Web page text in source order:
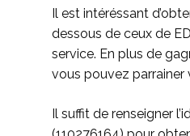
Il est intéréssant
dessous de ceux de
service. En plus de
vous pouvez parrainer
Il suffit de renseigner